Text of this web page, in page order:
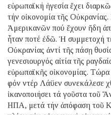
εὐρωπαϊκή ἡγεσία ἔχει
τήν οἰκονομία τῆς
Ἀμερικανῶν πού ἔχουν ἤδη
ἦταν ποτέ ἐδῶ. Ἡ συμμετοχή
Οὐκρανίας ἀντί τῆς πάσῃ
γενεσιουργός αἰτία τῆς
εὐρωπαϊκῆς οἰκονομίας.
φόν ντέρ Λάϋεν συνεκάλεσε
ἱκανοποιήσει τά γοῦστα τοῦ
ΗΠΑ, μετά τήν ἀπόφαση τοῦ